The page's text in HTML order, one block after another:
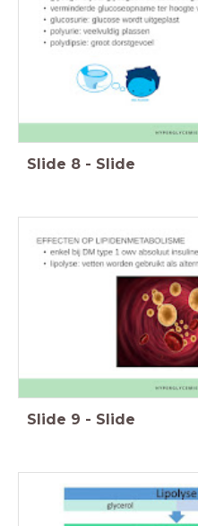
Slide 8 - Slide
Slide 9 - Slide